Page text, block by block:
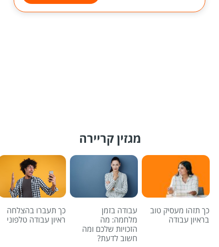
מגזין קריירה
כך תזהו מעסיק טוב
בראיון עבודה
עבודה בזמן
מלחמה: מה
הזכויות שלכם ומה
חשוב לדעת?
כך תעברו בהצלחה
ראיון עבודה טלפוני